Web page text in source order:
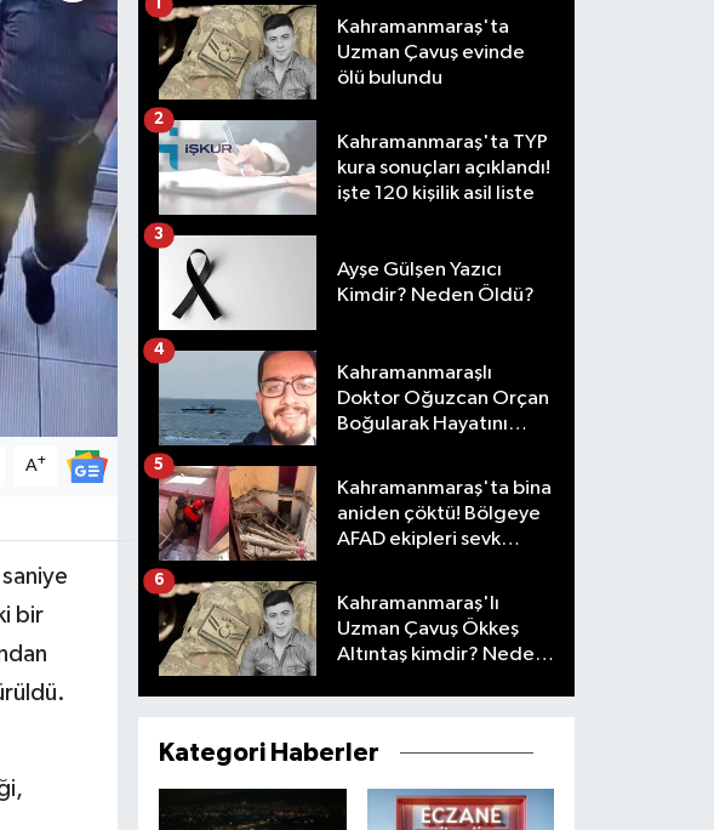
A+
bir
Kahramanmaraş'ta
Uzman Çavuş evinde
ölü bulundu
1
Kahramanmaraş'ta TYP
kura sonuçları açıklandı!
işte 120 kişilik asil liste
2
Ayşe Gülşen Yazıcı
Kimdir? Neden Öldü?
3
Kahramanmaraşlı
Doktor Oğuzcan Orçan
Boğularak Hayatını
4
Kahramanmaraş'ta bina
aniden çöktü! Bölgeye
AFAD ekipleri sevk
5
Kahramanmaraş'lı
Uzman Çavuş Ökkeş
Altıntaş kimdir? Neden
6
Kategori Haberler